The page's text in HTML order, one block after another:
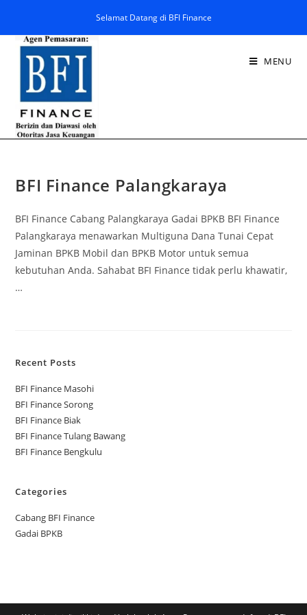
Selamat Datang di BFI Finance
MENU
BFI Finance Palangkaraya
BFI Finance Cabang Palangkaraya Gadai BPKB BFI Finance
Palangkaraya menawarkan Multiguna Dana Tunai Cepat
Jaminan BPKB Mobil dan BPKB Motor untuk semua
kebutuhan Anda. Sahabat BFI Finance tidak perlu khawatir,
…
Recent Posts
BFI Finance Masohi
BFI Finance Sorong
BFI Finance Biak
BFI Finance Tulang Bawang
BFI Finance Bengkulu
Categories
Cabang BFI Finance
Gadai BPKB